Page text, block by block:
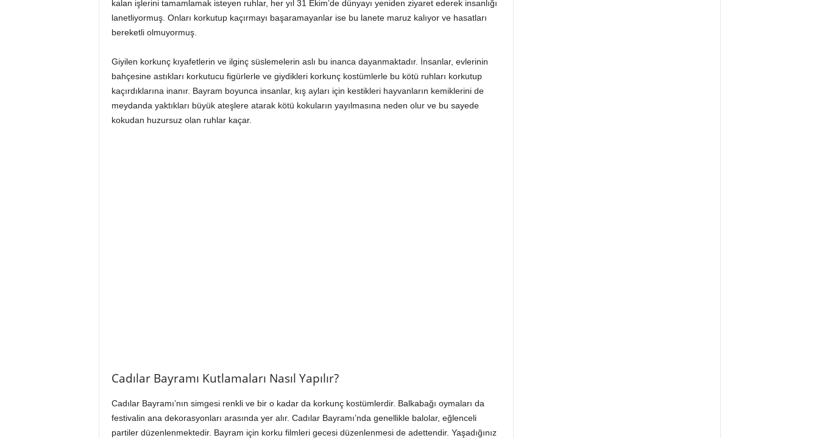
kalan işlerini tamamlamak isteyen ruhlar, her yıl 31 Ekim’de dünyayı yeniden ziyaret ederek insanlığı
lanetliyormuş. Onları korkutup kaçırmayı başaramayanlar ise bu lanete maruz kalıyor ve hasatları
bereketli olmuyormuş.
Giyilen korkunç kıyafetlerin ve ilginç süslemelerin aslı bu inanca dayanmaktadır. İnsanlar, evlerinin
bahçesine astıkları korkutucu figürlerle ve giydikleri korkunç kostümlerle bu kötü ruhları korkutup
kaçırdıklarına inanır. Bayram boyunca insanlar, kış ayları için kestikleri hayvanların kemiklerini de
meydanda yaktıkları büyük ateşlere atarak kötü kokuların yayılmasına neden olur ve bu sayede
kokudan huzursuz olan ruhlar kaçar.
Cadılar Bayramı Kutlamaları Nasıl Yapılır?
Cadılar Bayramı’nın simgesi renkli ve bir o kadar da korkunç kostümlerdir. Balkabağı oymaları da
festivalin ana dekorasyonları arasında yer alır. Cadılar Bayramı’nda genellikle balolar, eğlenceli
partiler düzenlenmektedir. Bayram için korku filmleri gecesi düzenlenmesi de adettendir. Yaşadığınız